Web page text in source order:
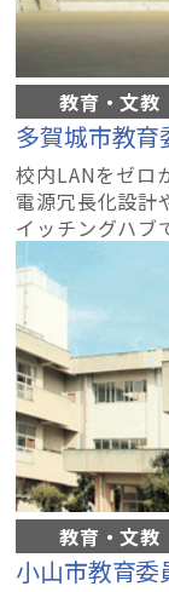
教育・文教
多賀城市教
校内LANをゼロ
電源冗長化設計
イッチングハブ
教育・文教
小山市教育